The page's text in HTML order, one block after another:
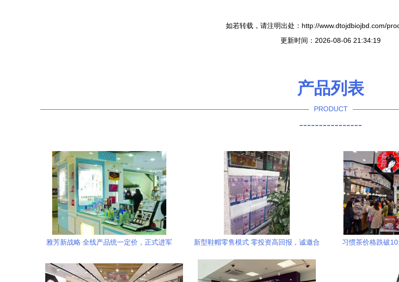
如若转载，请注明出处：http://www.dtojdbiojbd.com/
更新时间：2026-08-06 21:34:19
产品列表
PRODUCT
----------------
雅芳新战略 全线产品统一定价，正式进军
新型鞋帽零售模式 零投资高回报，诚邀合
习惯茶价格跌破